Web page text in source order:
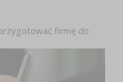
firmę do